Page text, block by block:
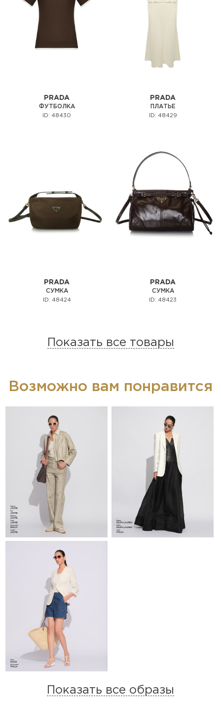
PRADA
ФУТБОЛКА
ID: 48430
PRADA
ПЛАТЬЕ
ID: 48429
PRADA
СУМКА
ID: 48424
PRADA
СУМКА
ID: 48423
Показать все товары
Возможно вам понравится
Показать все образы